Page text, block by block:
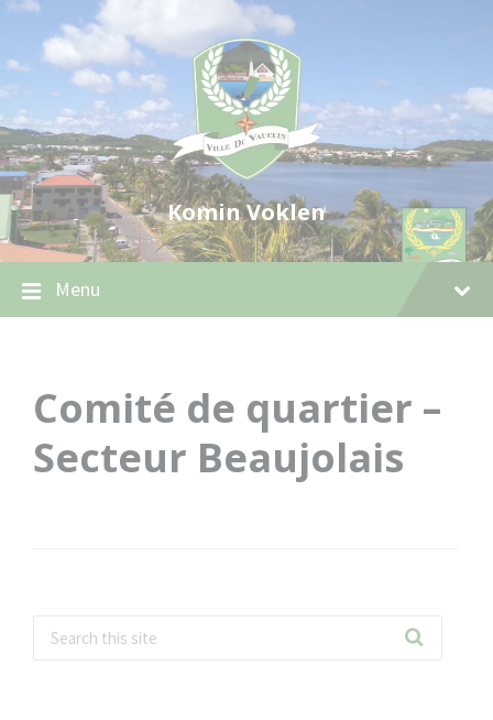
Skip
content
Skip
navigation
Skip
footer
Komin Voklen
Menu
Comité de quartier –
Secteur Beaujolais